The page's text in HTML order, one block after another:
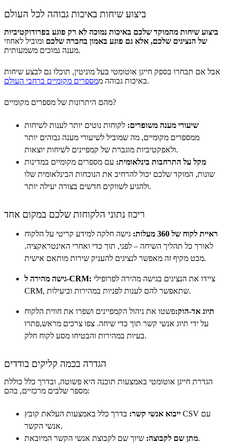
ביצוע שיחות באיכות גבוהה לכל העולם
ביצוע שיחות מהמוקד שלכם באיכות נמוכה לא רק פוגע בפרודוקטיביות
של הנציגים שלכם, אלא גם פוגע באמון בחברה שלכם ומוביל לאחוזי
מענה נמוכים משמעותית.
אבל אם תבחרו בספק חייגן אוטומטי בעל מוניטין, תוכלו גם לבצע שיחות
באיכות גבוהה ממספרים מקומיים ברחבי העולם .
מהם היתרונות של מספרים מקומיים?
שיעורי מענה משופרים: לקוחות נוטים יותר לענות לשיחות
ממספרים מקומיים, מה שמוביל לשיעורי מענה גבוהים יותר
ולאפקטיביות מוגברת של קמפיינים לשיחות יוצאות.
מקל על התרחבות בינלאומית: עם מספרים מקומיים במדינות
שונות, המוקד שלכם יכול להרחיב את הנוכחות הבינלאומית שלו
ולהגיע לשווקים חדשים בצורה יעילה יותר.
ריכוז נתוני הלקוחות שלכם במקום אחד
ראיית לקוח של 360 מעלות:
גישה חלקה למידע קריטי על הלקוח
לאורך כל תהליך השיחה – לפני, תוך כדי ואחרי האינטראקציה.
מבט מקיף זה מאפשר לנציגים להעניק שירות מותאם אישית.
גישה מהירה ל-CRM:
CRM, שתאפשר להם לענות לפניות במהירות וביעילות.
תיוג אד-הוק:פשטו את ניהול הקמפיינים ושפרו את חווית הלקוח
על ידי תיוג אנשי קשר תוך כדי שיחה. צפו צרכים מראש,פתרו
בעיות במהירות והבטיחו מסע לקוח חלק.
הגדרה בכמה קליקים בודדים
הגדרת חייגן אוטומטי באמצעות תוכנה היא פשוטה, ובדרך כלל כוללת
מספר שלבים מרכזיים, בהם:
ייבוא אנשי קשר: בדרך כלל באמצעות העלאת קובץ CSV עם
אנשי הקשר.
מתן שם לקבוצה:שיוך שם לקבוצת אנשי הקשר המיובאת.